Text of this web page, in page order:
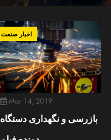
اخبار صنعت
Mar 14, 2019
بازرسی و نگهداری دستگاه